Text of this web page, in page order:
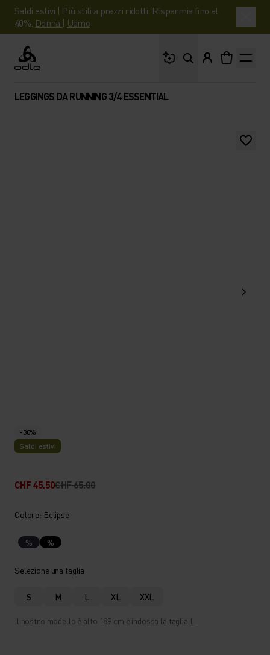
Saldi estivi | Più stili a prezzi ridotti. Risparmia fino al
40%. Donna | Uomo
Odlo
LEGGINGS DA RUNNING 3/4 ESSENTIAL
-30%
Saldi estivi
CHF 45.50CHF 65.00
Colore: Eclipse
% %
Selezione una taglia
S M L XL XXL
Il nostro modello è alto 189 cm e indossa la taglia L.